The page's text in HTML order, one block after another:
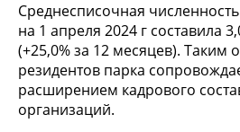
Среднесписочная
на 1 апреля 2024 г составила
(+25,0% за 12 месяцев). Таким
резидентов парка
расширением кадрового
организаций.